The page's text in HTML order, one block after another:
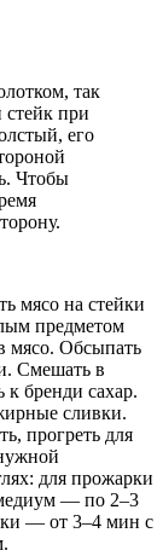
так
при
его
Чтобы
мясо на стейки
предметом
мясо. Обсыпать
Смешать в
бренди сахар.
сливки.
прогреть для
для прожарки
— по 2–3
— от 3–4 мин с